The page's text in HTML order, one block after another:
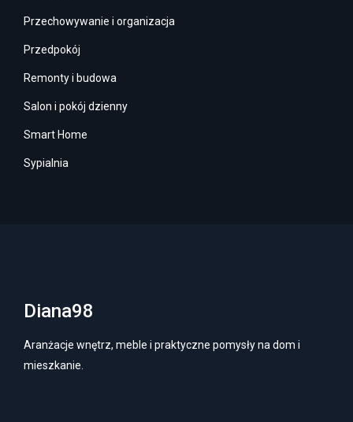
Przechowywanie i organizacja
Przedpokój
Remonty i budowa
Salon i pokój dzienny
Smart Home
Sypialnia
Diana98
Aranżacje wnętrz, meble i praktyczne pomysły na dom i
mieszkanie.